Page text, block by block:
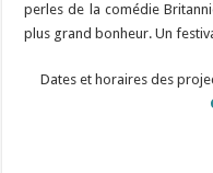
perles de la comédie
plus grand bonheur. Un
Dates et horaires des